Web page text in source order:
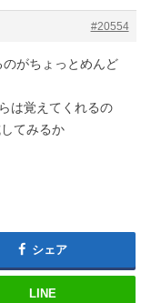
#20554
がちょっとめんど
は覚えてくれるの
てみるか
シェア
LINE